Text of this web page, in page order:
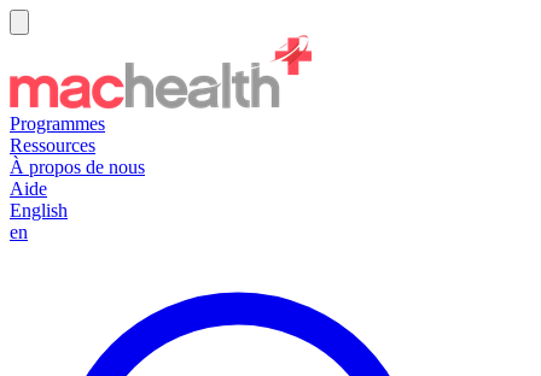
Programmes
Ressources
À propos de nous
Aide
English
en